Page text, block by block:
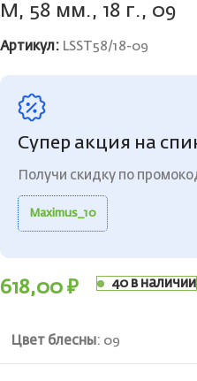
M, 58 мм., 18 г., 09
Артикул: LSST58/18-09
Супер акция на
Получи скидку по
Maximus_10
618,00 ₽ 40 в наличии
Цвет блесны: 09